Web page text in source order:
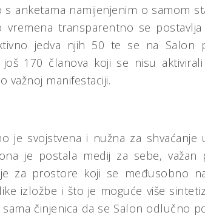
s anketama namijenjenim o samom
transparentno se
jedva njih 50 te se na Salon
još 170 članova koji se nisu
važnoj manifestaciji.
je svojstvena i nužna za
je postala medij za sebe, važan
za prostore koji se međusobno
izložbe i što je moguće više
sama činjenica da se Salon odlučno